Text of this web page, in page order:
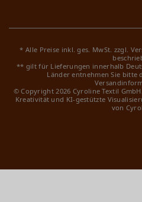
* Alle Preise inkl. ges. MwSt. zzgl.
** gilt für Lieferungen innerhalb
Länder entnehmen Sie bitte
© Copyright 2026 Cyroline Textil
Kreativität und KI-gestützte
von